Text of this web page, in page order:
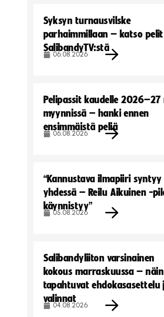
Syksyn turnausvilske
parhaimmillaan – katso pelit
SalibandyTV:stä
06.08.2026
Pelipassit kaudelle
myynnissä – hanki ennen
ensimmäistä peliä
06.08.2026
“Kannustava ilmapiiri syntyy
yhdessä – Reilu Aikuinen -
käynnistyy”
05.08.2026
Salibandyliiton varsinainen
kokous marraskuussa – näin
tapahtuvat ehdokasasettelu
valinnat
04.08.2026